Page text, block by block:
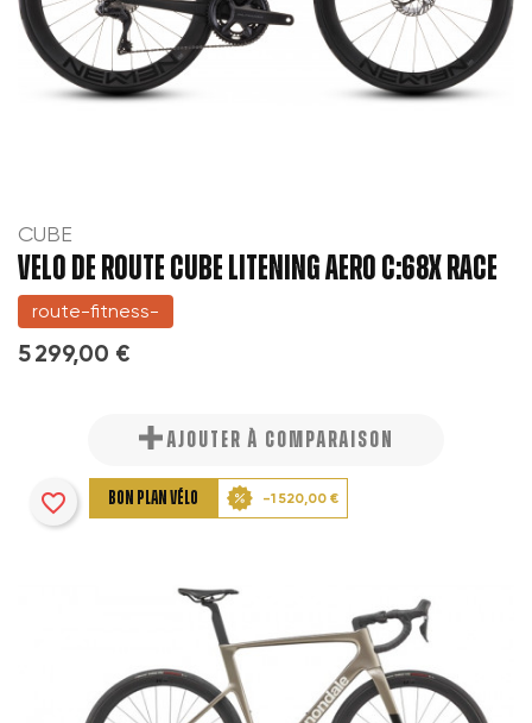
CUBE
VELO DE ROUTE CUBE LITENING AERO C:68X RACE
route-fitness-
5 299,00 €
AJOUTER À COMPARAISON
BON PLAN VÉLO -1 520,00 €
favorite_border